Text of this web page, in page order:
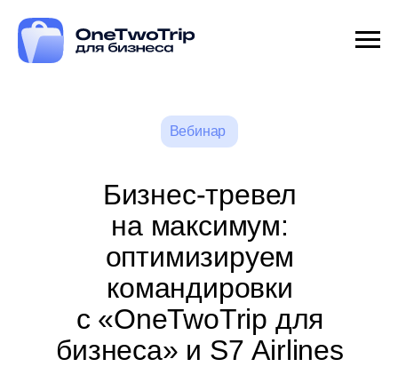
Бизнес-тревел
на максимум:
оптимизируем
командировки
с «OneTwoTrip для
бизнеса» и S7 Airlines
Вебинар